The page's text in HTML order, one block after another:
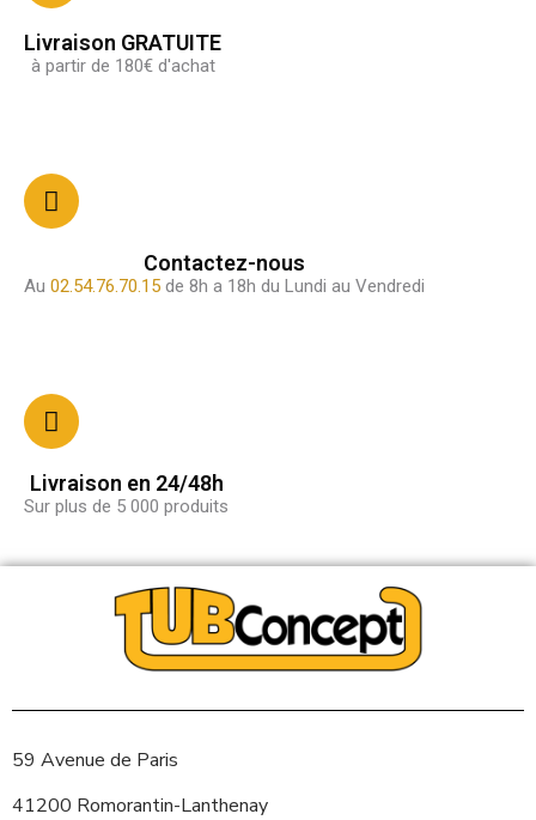
Livraison GRATUITE
à partir de 180€ d'achat
Contactez-nous
Au 02.54.76.70.15 de 8h a 18h du Lundi au Vendredi
Livraison en 24/48h
Sur plus de 5 000 produits
59 Avenue de Paris
41200 Romorantin-Lanthenay